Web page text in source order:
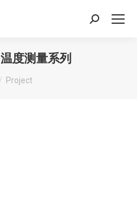
Search:
温度测量系列
Project